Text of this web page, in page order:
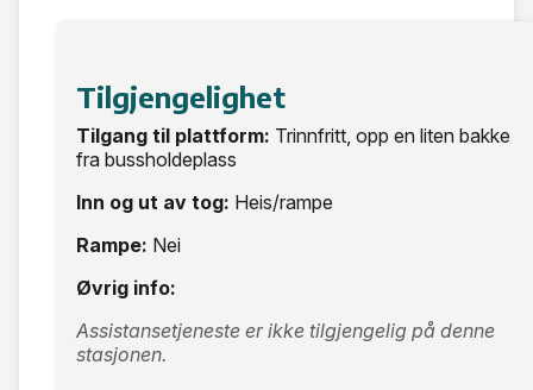
Tilgjengelighet
Tilgang til plattform: Trinnfritt, opp en liten bakke
fra bussholdeplass
Inn og ut av tog: Heis/rampe
Rampe: Nei
Øvrig info:
Assistansetjeneste er ikke tilgjengelig på denne
stasjonen.